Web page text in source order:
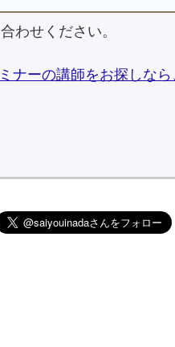
わせください。
ナーの講師をお探しな